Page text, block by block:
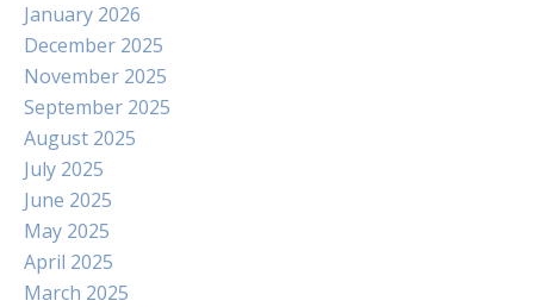
January 2026
December 2025
November 2025
September 2025
August 2025
July 2025
June 2025
May 2025
April 2025
March 2025